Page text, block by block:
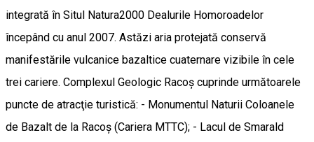
integrată în Situl Natura2000 Dealurile Homoroadelor
începând cu anul 2007. Astăzi aria protejată conservă
manifestările vulcanice bazaltice cuaternare vizibile în cele
trei cariere. Complexul Geologic Racoş cuprinde următoarele
puncte de atracţie turistică: - Monumentul Naturii Coloanele
de Bazalt de la Racoş (Cariera MTTC); - Lacul de Smarald